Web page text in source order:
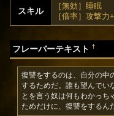
スキル
［無効］睡眠
［倍率］攻撃力
フレーバーテキスト†
復讐をするのは、自分の中
するためだ。誰も望んでい
とを言う奴は何もわかっち
ためだけに、復讐をするん